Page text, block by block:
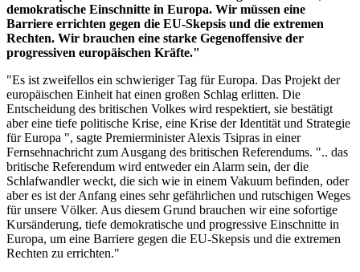
demokratische Einschnitte in Europa. Wir müssen eine
Barriere errichten gegen die EU-Skepsis und die extremen
Rechten. Wir brauchen eine starke Gegenoffensive der
progressiven europäischen Kräfte."
"Es ist zweifellos ein schwieriger Tag für Europa. Das Projekt der
europäischen Einheit hat einen großen Schlag erlitten. Die
Entscheidung des britischen Volkes wird respektiert, sie bestätigt
aber eine tiefe politische Krise, eine Krise der Identität und Strategie
für Europa ", sagte Premierminister Alexis Tsipras in einer
Fernsehnachricht zum Ausgang des britischen Referendums. ".. das
britische Referendum wird entweder ein Alarm sein, der die
Schlafwandler weckt, die sich wie in einem Vakuum befinden, oder
aber es ist der Anfang eines sehr gefährlichen und rutschigen Weges
für unsere Völker. Aus diesem Grund brauchen wir eine sofortige
Kursänderung, tiefe demokratische und progressive Einschnitte in
Europa, um eine Barriere gegen die EU-Skepsis und die extremen
Rechten zu errichten."